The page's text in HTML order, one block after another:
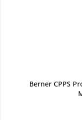
Berner CPPS